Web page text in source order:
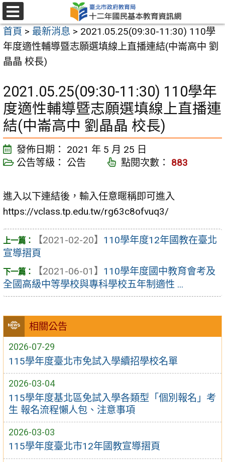
跳
至
主
要
內
區
選
單
首頁 > 最新消息 > 2021.05.25(09:30-11:30) 110學
年度適性輔導暨志願選填線上直播連結(中崙高中 劉
晶晶 校長)
相關公告
2026-07-29
115學年度臺北市免試入學續招學校名單
2026-03-04
115學年度基北區免試入學各類型「個別報名」考
生 報名流程懶人包、注意事項
2026-03-03
115學年度臺北市12年國教宣導摺頁
2021.05.25(09:30-11:30) 110學年
度適性輔導暨志願選填線上直播連
結(中崙高中 劉晶晶 校長)
發佈日期：
2021 年 5 月 25 日
公告等級：
公告 點閱次數： 883
進入以下連結後，輸入任意暱稱即可進入
https://vclass.tp.edu.tw/rg63c8ofvuq3/
【2021-02-20】 110學年度12年國教在臺北
宣導摺頁
【2021-06-01】 110學年度國中教育會考及
全國高級中等學校與專科學校五年制適性 ...